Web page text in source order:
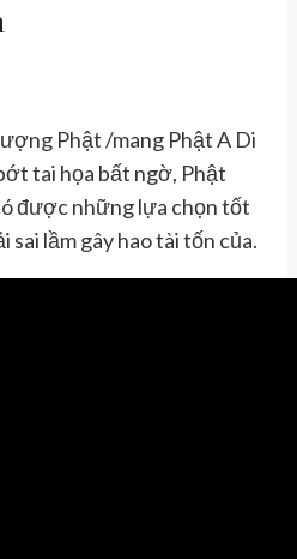
Phật /mang Phật A Di
tai họa bất ngờ, Phật
được những lựa chọn tốt
sai lầm gây hao tài tốn của.